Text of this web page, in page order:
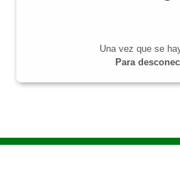
Una vez que se
Para